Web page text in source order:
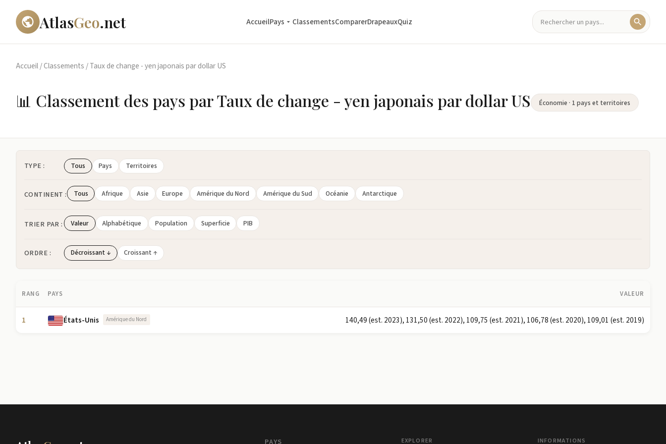
AtlasGeo.net AccueilPays ClassementsComparerDrapeauxQuiz
Accueil/Classements /Taux de change - yen japonais par dollar US
📊 Classement des pays par Taux de change - yen japonais par dollar US Économie · 1 pays et territoires
TYPE : Tous Pays Territoires
CONTINENT : Tous Afrique Asie Europe Amérique du Nord Amérique du Sud Océanie Antarctique
TRIER PAR : Valeur Alphabétique Population Superficie PIB
ORDRE : Décroissant ↓ Croissant ↑
RANG PAYS VALEUR
1 États-Unis Amérique du Nord 140,49 (est. 2023), 131,50 (est. 2022), 109,75 (est. 2021), 106,78 (est. 2020), 109,01 (est. 2019)
PAYS EXPLORER INFORMATIONS